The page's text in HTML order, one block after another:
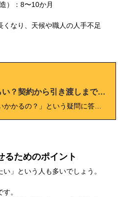
）：8〜10か月
なり、天候や職人の人手不足
注文住宅の工期はどれくらい？契約から引き渡しまでの流れを解説
るためのポイント
い」という人も多いでしょう。
。